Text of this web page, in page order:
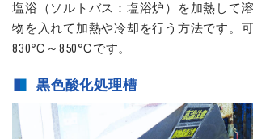
塩浴（ソルトバス：塩浴炉）を加熱して
物を入れて加熱や冷却を行う方法です。
830℃～850℃です。
黒色酸化処理槽